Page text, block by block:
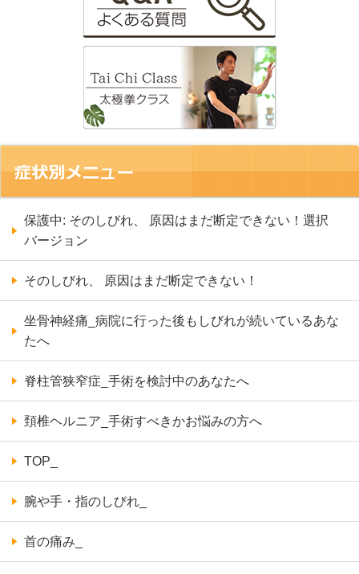
保護中: そのしびれ、 原因はまだ断定できない！選択
バージョン
そのしびれ、 原因はまだ断定できない！
坐骨神経痛_病院に行った後もしびれが続いているあな
たへ
脊柱管狭窄症_手術を検討中のあなたへ
頚椎ヘルニア_手術すべきかお悩みの方へ
TOP_
腕や手・指のしびれ_
首の痛み_